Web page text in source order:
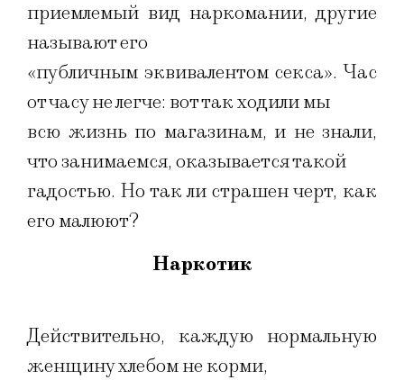
приемлемый вид наркомании, другие
называют его
«публичным эквивалентом секса». Час
от часу не легче: вот так ходили мы
всю жизнь по магазинам, и не знали,
что занимаемся, оказывается такой
гадостью. Но так ли страшен черт, как
его малюют?
Наркотик
Действительно, каждую нормальную
женщину хлебом не корми,